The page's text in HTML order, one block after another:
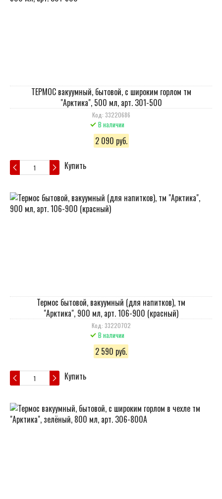
ТЕРМОС вакуумный, бытовой, с широким горлом тм
"Арктика", 500 мл, арт. 301-500
Код: 33220686
В наличии
2 090 руб.
Купить
Термос бытовой, вакуумный (для напитков), тм
"Арктика", 900 мл, арт. 106-900 (красный)
Код: 33220702
В наличии
2 590 руб.
Купить